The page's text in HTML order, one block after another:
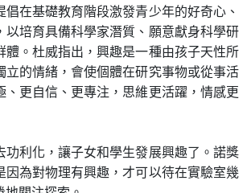
在基礎教育階段激發青少年的好奇心、
以培育具備科學家潛質、願意獻身科學研
體。杜威指出，興趣是一種由孩子天性所
立的情緒，會使個體在研究事物或從事活
、更自信、更專注，思維更活躍，情感更
功利化，讓子女和學生發展興趣了。諾獎
因為對物理有興趣，才可以待在實驗室幾